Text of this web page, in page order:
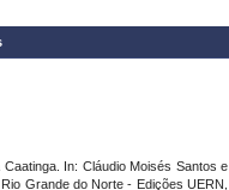
In: Cláudio Moisés Santos e
Grande do Norte - Edições UERN,